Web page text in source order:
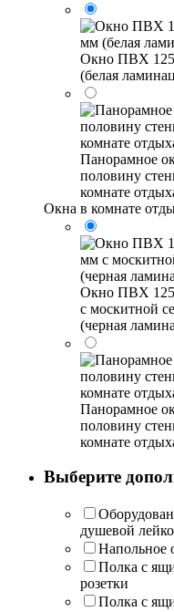
Окно ПВХ
(белая
Панорамное
половину
комнате
Окна в комнате
Окно ПВХ
с москитной
(черная
Панорамное
половину
комнате
Выберите
душевой
Напольное
Полка с
розетки
Полка с